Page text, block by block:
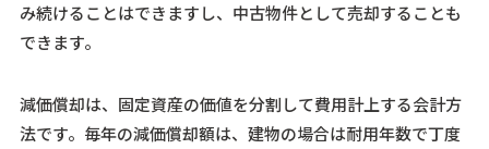
み続けることはできますし、中古物件として売却することも
できます。
減価償却は、 固定資産の価値を分割して費用計上する会計方
法です。 毎年の減価償却額は、建物の場合は耐用年数で丁度